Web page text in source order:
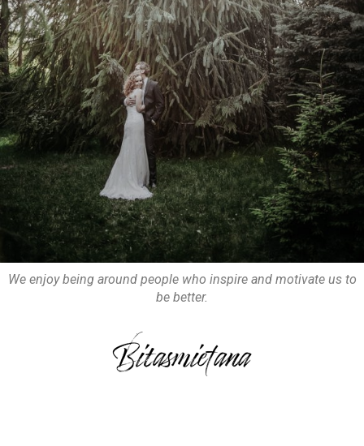
We enjoy being around people who inspire and motivate us to
be better.